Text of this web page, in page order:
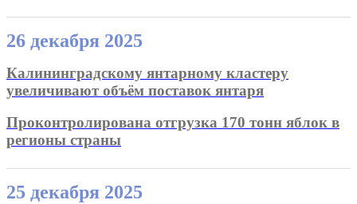
26 декабря 2025
Калининградскому янтарному кластеру
увеличивают объём поставок янтаря
Проконтролирована отгрузка 170 тонн яблок в
регионы страны
25 декабря 2025